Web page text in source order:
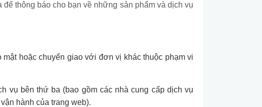
thông báo cho bạn về những sản phẩm và dịch vụ
hoặc chuyển giao với đơn vị khác thuộc phạm vi
vụ bên thứ ba (bao gồm các nhà cung cấp dịch vụ
hành của trang web).